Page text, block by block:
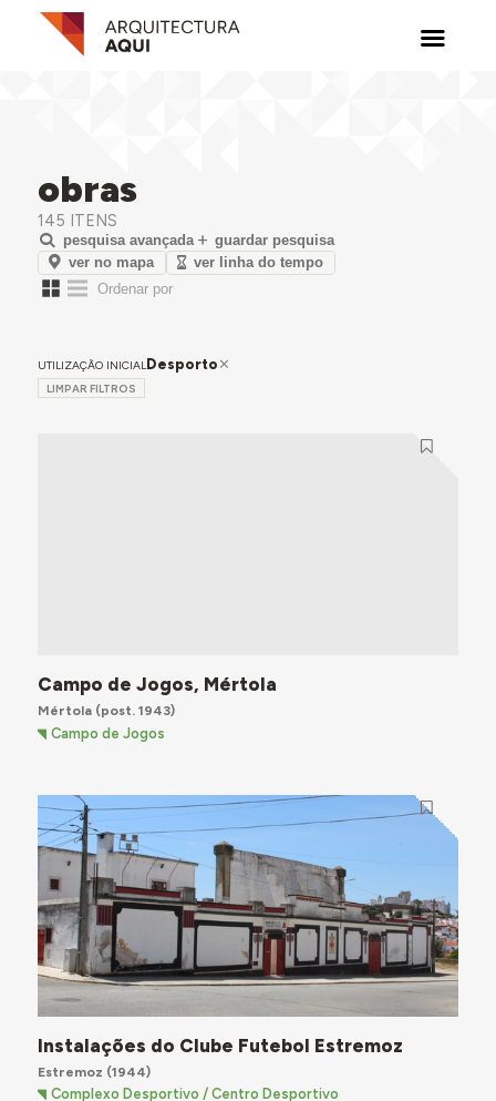
obras
145 ITENS
pesquisa avançada
guardar pesquisa
ver no mapa
ver linha do tempo
UTILIZAÇÃO INICIALDesporto
LIMPAR FILTROS
Campo de Jogos, Mértola
Mértola(post. 1943)
Campo de Jogos
Instalações do Clube Futebol Estremoz
Estremoz (1944)
Complexo Desportivo / Centro Desportivo